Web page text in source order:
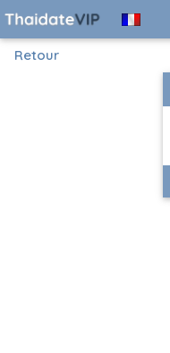
Retour